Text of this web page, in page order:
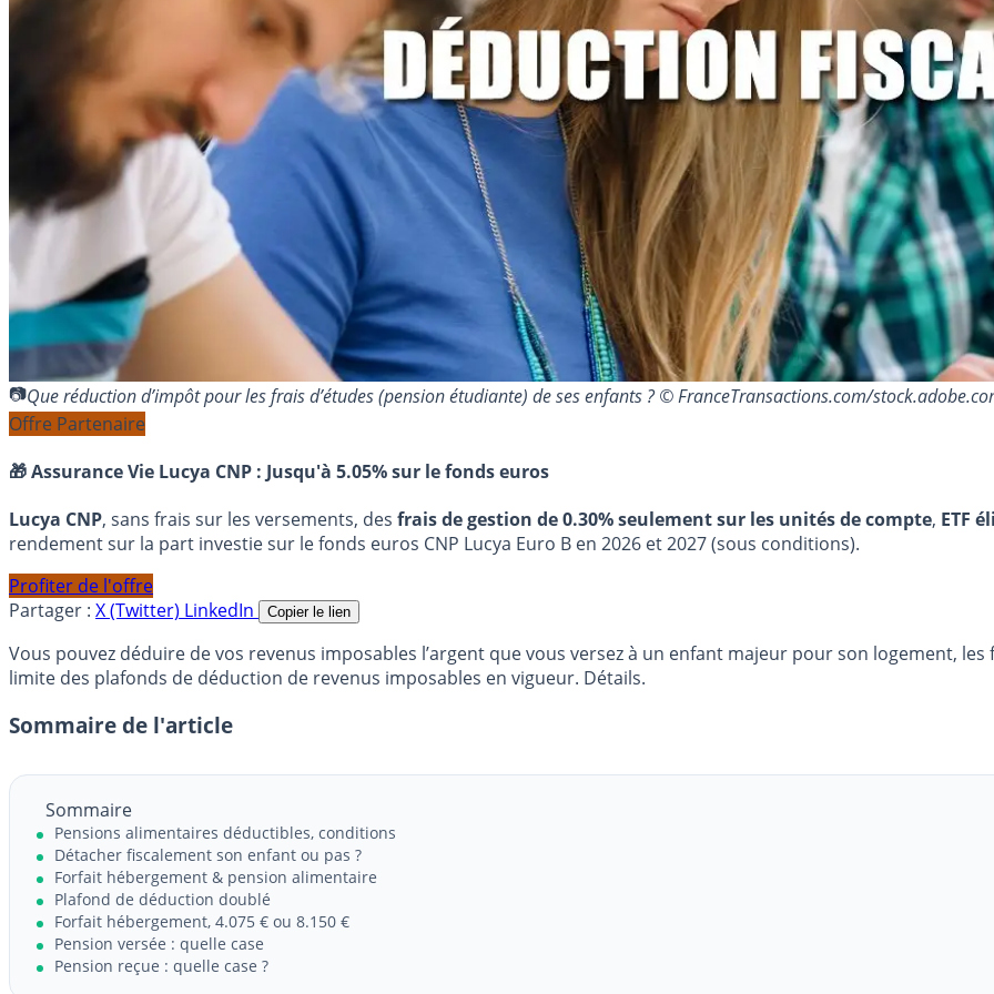
Que réduction d’impôt pour les frais d’études (pension étudiante) de ses enfants ? © FranceTransactions.com/
Offre Partenaire
🎁 Assurance Vie Lucya CNP : Jusqu'à 5.05% sur le fonds euros
Lucya CNP, sans frais sur les versements, des frais de gestion de 0.30% seulement sur les unités de compte, ETF
rendement sur la part investie sur le fonds euros CNP Lucya Euro B en 2026 et 2027 (sous conditions).
Profiter de l'offre
Partager : X (Twitter) LinkedIn Copier le lien
Vous pouvez déduire de vos revenus imposables l’argent que vous versez à un enfant majeur pour son logement,
limite des plafonds de déduction de revenus imposables en vigueur. Détails.
Sommaire de l'article
Sommaire
Pensions alimentaires déductibles, conditions
Détacher fiscalement son enfant ou pas ?
Forfait hébergement & pension alimentaire
Plafond de déduction doublé
Forfait hébergement, 4.075 € ou 8.150 €
Pension versée : quelle case
Pension reçue : quelle case ?